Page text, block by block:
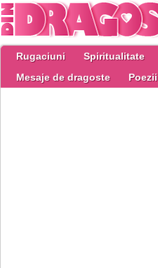
Rugaciuni Spiritualitate
Mesaje de dragoste
Poezii